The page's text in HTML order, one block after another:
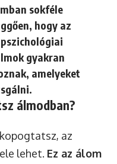
sokféle
hogy az
gyakran
amelyeket
álmodban?
az
lehet. Ez az álom